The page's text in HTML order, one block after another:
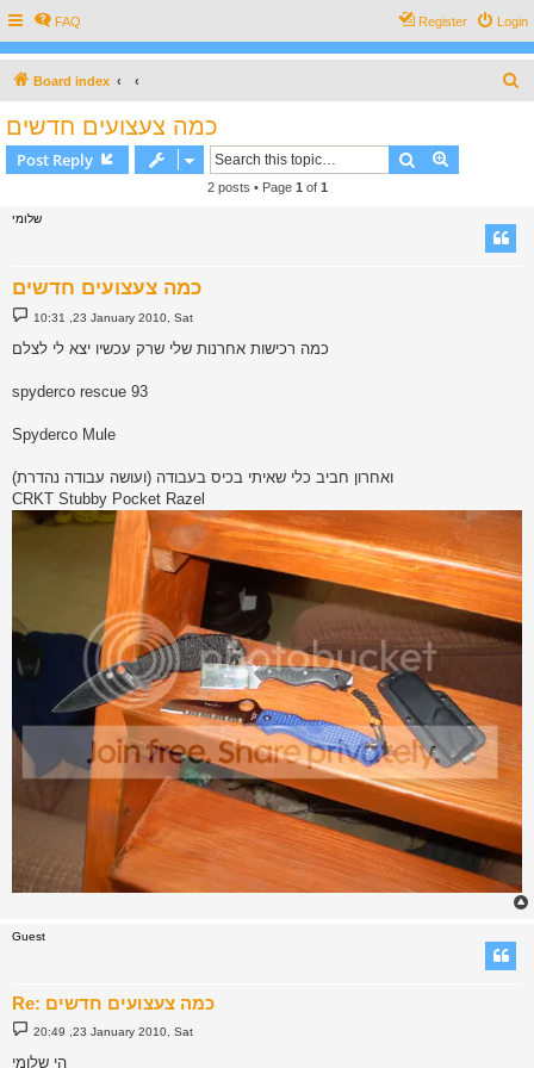
FAQ Login
Register
Board index
כמה צעצועים חדשים
Post Reply Search
2 posts • Page 1 of 1
שלומי
כמה צעצועים חדשים
P
o
t
10:31 ,23 January 2010, Sat
כמה רכישות אחרנות שלי שרק עכשיו יצא לי לצלם
spyderco rescue 93
Spyderco Mule
ואחרון חביב כלי שאיתי בכיס בעבודה (ועושה עבודה נהדרת)
CRKT Stubby Pocket Razel
Guest
Re: כמה צעצועים חדשים
P
o
s
20:49 ,23 January 2010, Sat
הי שלומי